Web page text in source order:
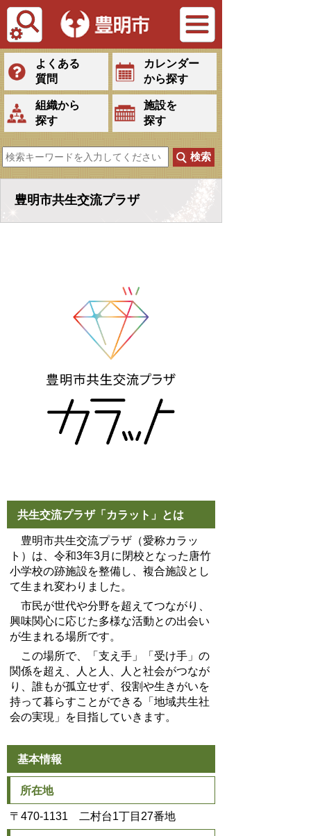
Tiếng Việt
よくある
質問
カレンダー
から探す
組織から
探す
施設を
探す
豊明市共生交流プラザ
共生交流プラザ「カラット」とは
豊明市共生交流プラザ（愛称カラッ
ト）は、令和3年3月に閉校となった唐竹
小学校の跡施設を整備し、複合施設とし
て生まれ変わりました。
市民が世代や分野を超えてつながり、
興味関心に応じた多様な活動との出会い
が生まれる場所です。
この場所で、「支え手」「受け手」の
関係を超え、人と人、人と社会がつなが
り、誰もが孤立せず、役割や生きがいを
持って暮らすことができる「地域共生社
会の実現」を目指していきます。
基本情報
所在地
〒470-1131 二村台1丁目27番地